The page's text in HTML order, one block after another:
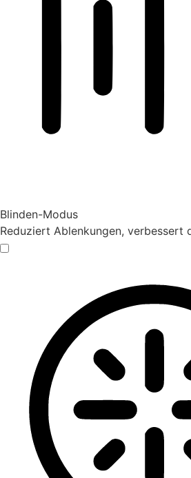
Blinden-Modus
Reduziert Ablenkungen, verbessert